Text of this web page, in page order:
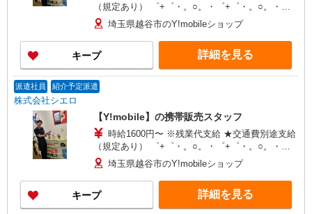
（規定あり） ゜+゜・。○。・゜+゜・。○。・゜
+゜ 入社祝い金10万円支給(規定有) お友達を紹介
頂くと, インセンティブ支給(規定有) ★月2回払
い・週払い可能（規程有）★ ゜・。○。・゜
+゜・。○。・゜+゜
埼玉県越谷市のY!mobileショップ
キープ 詳細を見る
派遣社員 紹介予定派遣
株式会社シエロ
【Y!mobile】の携帯販売スタッフ
時給1600円〜 ※残業代支給 ★交通費別途支給
（規定あり） ゜+゜・。○。・゜+゜・。○。・゜
+゜ 入社祝い金10万円支給(規定有) お友達を紹介
頂くと, インセンティブ支給(規定有) ★月2回払
い・週払い可能（規程有）★ ゜・。○。・゜
+゜・。○。・゜+゜
埼玉県越谷市のY!mobileショップ
キープ 詳細を見る